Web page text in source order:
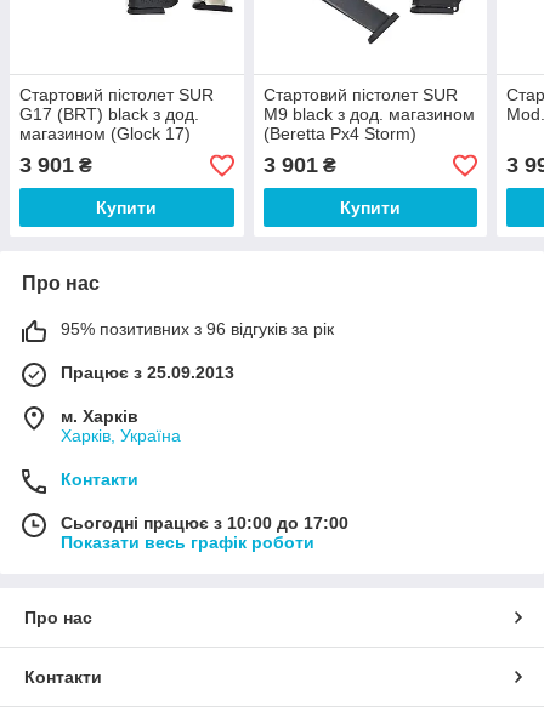
Стартовий пістолет SUR
G17 (BRT) black з дод.
магазином (Glock 17)
3 901 ₴
Купити
Стартовий пістолет SUR
M9 black з дод. магазином
(Beretta Px4 Storm)
3 901₴
Купити
3
Про нас
95% позитивних з 96 відгуків за рік
Працює з 25.09.2013
м. Харків
Харків, Україна
Контакти
Сьогодні працює з 10:00 до 17:00
Показати весь графік роботи
Про нас
Контакти